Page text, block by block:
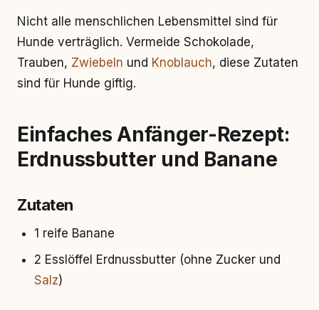
Nicht alle menschlichen Lebensmittel sind für
Hunde verträglich. Vermeide Schokolade,
Trauben, Zwiebeln und Knoblauch, diese Zutaten
sind für Hunde giftig.
Einfaches Anfänger-Rezept:
Erdnussbutter und Banane
Zutaten
1 reife Banane
2 Esslöffel Erdnussbutter (ohne Zucker und
Salz)